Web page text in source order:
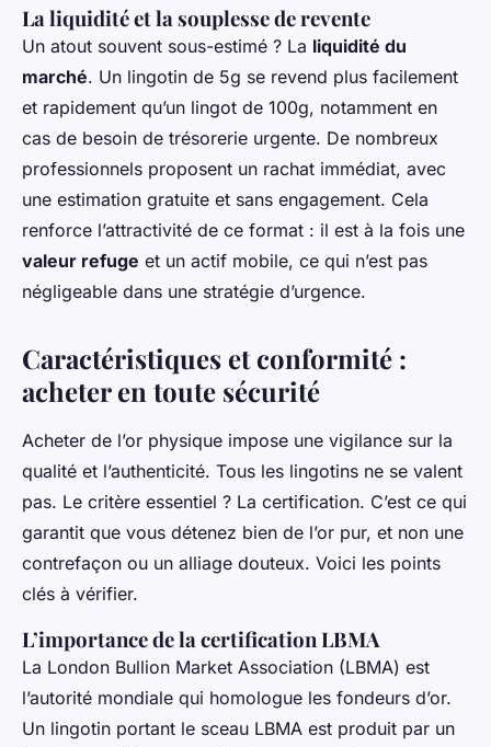
La liquidité et la souplesse de revente
Un atout souvent sous-estimé ? La liquidité du
marché. Un lingotin de 5g se revend plus facilement
et rapidement qu’un lingot de 100g, notamment en
cas de besoin de trésorerie urgente. De nombreux
professionnels proposent un rachat immédiat, avec
une estimation gratuite et sans engagement. Cela
renforce l’attractivité de ce format : il est à la fois une
valeur refuge et un actif mobile, ce qui n’est pas
négligeable dans une stratégie d’urgence.
Caractéristiques et conformité :
acheter en toute sécurité
Acheter de l’or physique impose une vigilance sur la
qualité et l’authenticité. Tous les lingotins ne se valent
pas. Le critère essentiel ? La certification. C’est ce qui
garantit que vous détenez bien de l’or pur, et non une
contrefaçon ou un alliage douteux. Voici les points
clés à vérifier.
L’importance de la certification LBMA
La London Bullion Market Association (LBMA) est
l’autorité mondiale qui homologue les fondeurs d’or.
Un lingotin portant le sceau LBMA est produit par un